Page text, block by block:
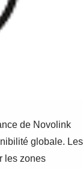
de Novolink
globale. Les
les zones